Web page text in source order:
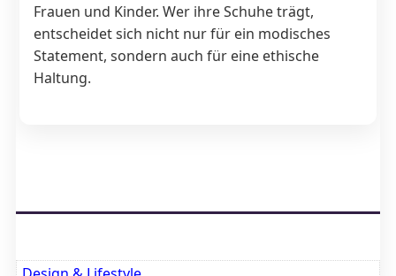
Frauen und Kinder. Wer ihre Schuhe trägt,
entscheidet sich nicht nur für ein modisches
Statement, sondern auch für eine ethische
Haltung.